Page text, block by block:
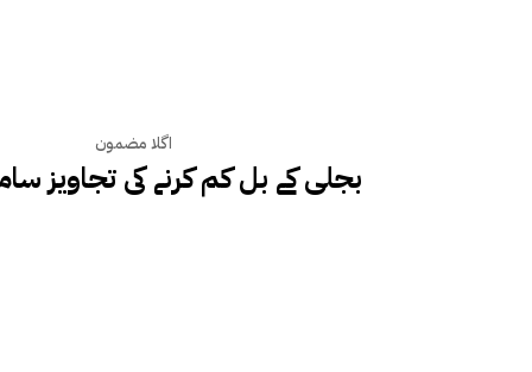
اگلا مضمون
بجلی کے بل کم کرنے کی تجاویز